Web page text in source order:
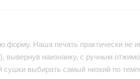
Наша печать практически не
наизнанку, с ручным
выбирать самый низкий по